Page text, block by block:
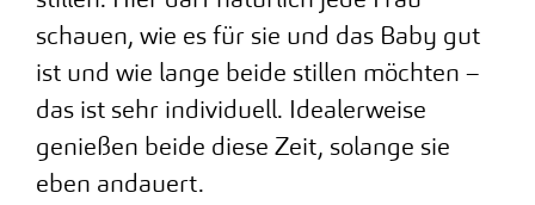
schauen, wie es für sie und das Baby gut
ist und wie lange beide stillen möchten –
das ist sehr individuell. Idealerweise
genießen beide diese Zeit, solange sie
eben andauert.